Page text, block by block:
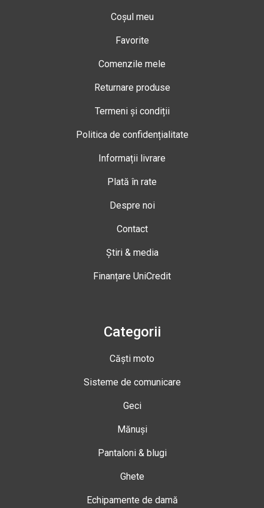
Coșul meu
Favorite
Comenzile mele
Returnare produse
Termeni și condiții
Politica de confidențialitate
Informații livrare
Plată în rate
Despre noi
Contact
Știri & media
Finanțare UniCredit
Categorii
Căști moto
Sisteme de comunicare
Geci
Mănuși
Pantaloni & blugi
Ghete
Echipamente de damă